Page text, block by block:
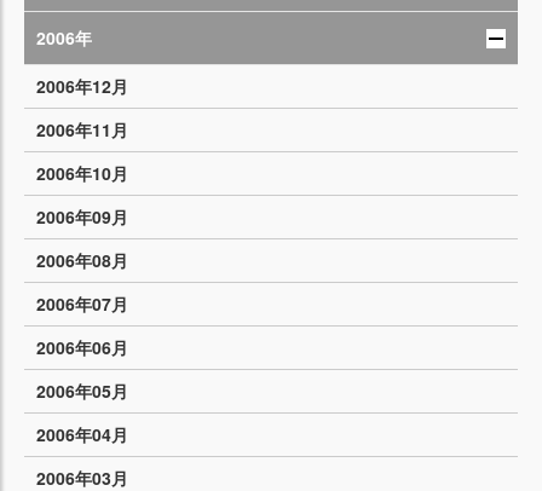
2006年
2006年12月
2006年11月
2006年10月
2006年09月
2006年08月
2006年07月
2006年06月
2006年05月
2006年04月
2006年03月